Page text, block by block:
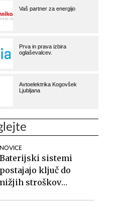
NOVICE
Baterijski sistemi
postajajo ključ do
nižjih stroškov